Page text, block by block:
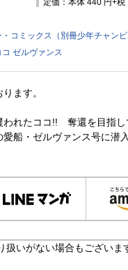
定価：本体 440 円+税
コミックス（別冊少年チャンピ
ゼルヴァンス
ます。
われたココ!! 奪還を目指し
愛船・ゼルヴァンス号に潜
いがない場合もございま